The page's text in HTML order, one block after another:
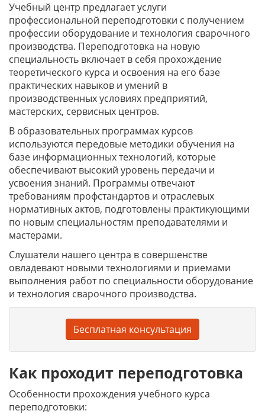
Учебный центр предлагает услуги
профессиональной переподготовки с получением
профессии оборудование и технология сварочного
производства. Переподготовка на новую
специальность включает в себя прохождение
теоретического курса и освоения на его базе
практических навыков и умений в
производственных условиях предприятий,
мастерских, сервисных центров.
В образовательных программах курсов
используются передовые методики обучения на
базе информационных технологий, которые
обеспечивают высокий уровень передачи и
усвоения знаний. Программы отвечают
требованиям профстандартов и отраслевых
нормативных актов, подготовлены практикующими
по новым специальностям преподавателями и
мастерами.
Слушатели нашего центра в совершенстве
овладевают новыми технологиями и приемами
выполнения работ по специальности оборудование
и технология сварочного производства.
Бесплатная консультация
Как проходит переподготовка
Особенности прохождения учебного курса
переподготовки: